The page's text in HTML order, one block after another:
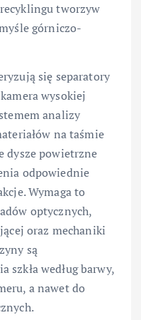
tworzyw
górniczo-
się separatory
wysokiej
analizy
na taśmie
dysze powietrzne
odpowiednie
Wymaga to
optycznych,
oraz mechaniki
są
szkła według barwy,
a nawet do